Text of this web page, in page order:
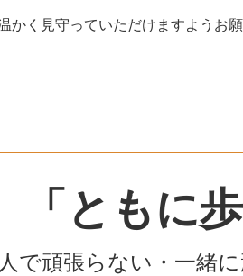
かく見守っていただけますようお願
「ともに
で頑張らない・一緒